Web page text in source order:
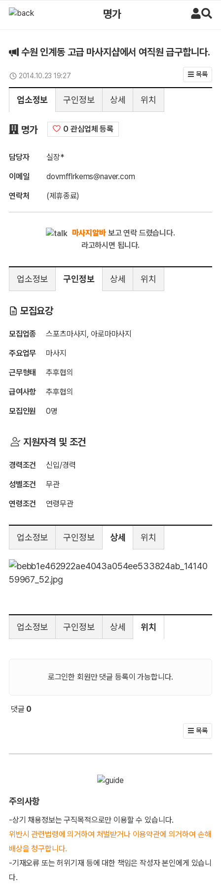
명가
수원 인계동 고급 마사지샵에서 여직원 급구합니다.
2014.10.23 19:27
업데이트일
목록
업소정보 구인정보 상세 위치
명가구인정보0 관심업체 등록
담당자 실장*
이메일 dovmfflrkems@naver.com
연락처 (제휴종료)
마사지알바보고 연락 드렸습니다.
라고하시면 됩니다.
업소정보 구인정보 상세 위치
명가
모집요강
모집업종 스포츠마사지, 아로마마사지
주요업무 마사지
근무형태 추후협의
급여사항 추후협의
모집인원 0명
지원자격 및 조건
경력조건 신입/경력
성별조건 무관
연령조건 연령무관
업소정보 구인정보 상세 위치
업소정보 구인정보 상세 위치
로그인한 회원만 댓글 등록이 가능합니다.
댓글 0
목록
주의사항
-상기 채용정보는 구직목적으로만 이용할 수 있습니다.
위반시 관련법령에 의거하여 처벌받거나 이용약관에 의거하여 손해
배상을 청구합니다.
-기재오류 또는 허위기재 등에 대한 책임은 작성자 본인에게 있습니
다.